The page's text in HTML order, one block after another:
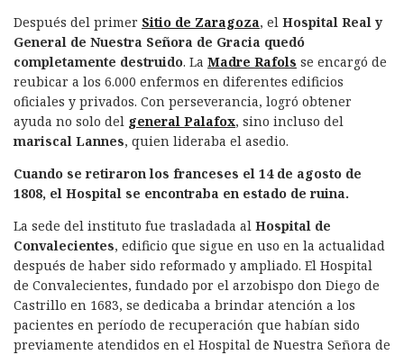
Después del primer Sitio de Zaragoza, el Hospital Real y
General de Nuestra Señora de Gracia quedó
completamente destruido. La Madre Rafols se encargó de
reubicar a los 6.000 enfermos en diferentes edificios
oficiales y privados. Con perseverancia, logró obtener
ayuda no solo del general Palafox, sino incluso del
mariscal Lannes, quien lideraba el asedio.
Cuando se retiraron los franceses el 14 de agosto de
1808, el Hospital se encontraba en estado de ruina.
La sede del instituto fue trasladada al Hospital de
Convalecientes, edificio que sigue en uso en la actualidad
después de haber sido reformado y ampliado. El Hospital
de Convalecientes, fundado por el arzobispo don Diego de
Castrillo en 1683, se dedicaba a brindar atención a los
pacientes en período de recuperación que habían sido
previamente atendidos en el Hospital de Nuestra Señora de